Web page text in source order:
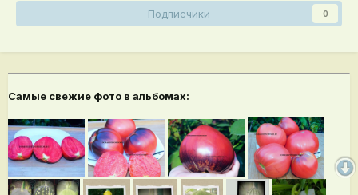
Подписчики 0
Самые свежие фото в альбомах: